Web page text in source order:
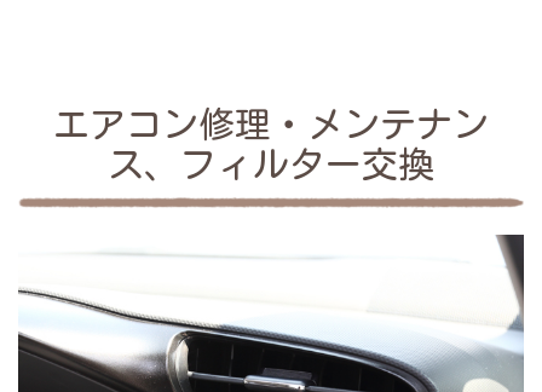
エアコン修理・メンテナン
ス、フィルター交換